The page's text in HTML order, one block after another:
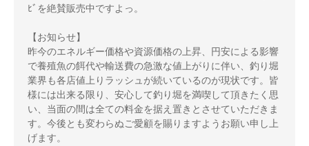
ﾋﾞを絶賛販売中ですよっ。
【お知らせ】
昨今のエネルギー価格や資源価格の上昇、円安による影響
で養殖魚の餌代や輸送費の急激な値上がりに伴い、釣り堀
業界も各店値上りラッシュが続いているのが現状です。皆
様には出来る限り、安心して釣り堀を満喫して頂きたく思
い、当面の間は全ての料金を据え置きとさせていただきま
す。今後とも変わらぬご愛顧を賜りますようお願い申し上
げます。